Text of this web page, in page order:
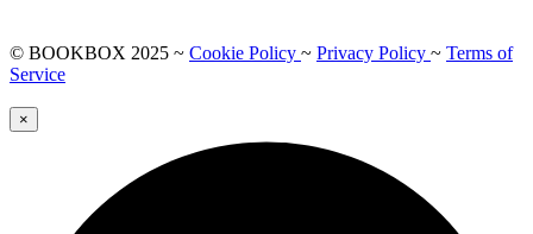
© BOOKBOX 2025 ~ Cookie Policy ~ Privacy Policy ~ Terms of
Service
×